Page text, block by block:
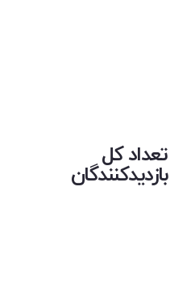
تعداد کل
بازدیدکنندگان